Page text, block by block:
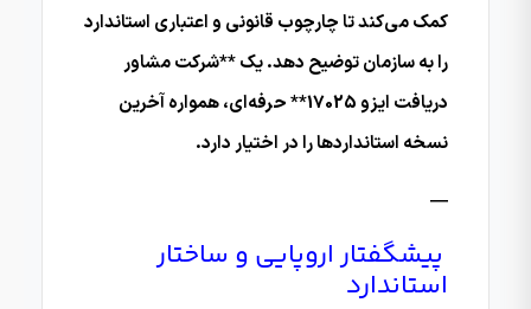
کمک می‌کند تا چارچوب قانونی و اعتباری استاندارد
را به سازمان توضیح دهد. یک **شرکت مشاور
دریافت ایزو 17025** حرفه‌ای، همواره آخرین
نسخه استانداردها را در اختیار دارد.
—
پیشگفتار اروپایی و ساختار
استاندارد